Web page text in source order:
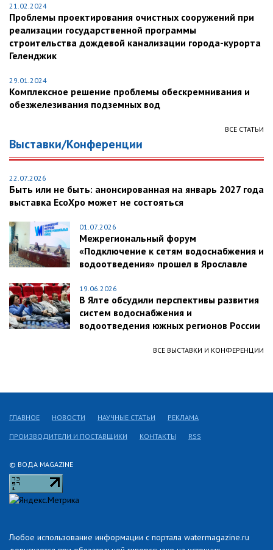
21.02.2024
Проблемы проектирования очистных сооружений при
реализации государственной программы
строительства дождевой канализации города-курорта
Геленджик
29.01.2024
Комплексное решение проблемы обескремнивания и
обезжелезивания подземных вод
ВСЕ СТАТЬИ
Выставки/Конференции
22.07.2026
Быть или не быть: анонсированная на январь 2027 года
выставка EcoXpo может не состояться
01.07.2026
Межрегиональный форум
«Подключение к сетям водоснабжения и
водоотведения» прошел в Ярославле
19.06.2026
В Ялте обсудили перспективы развития
систем водоснабжения и
водоотведения южных регионов России
ВСЕ ВЫСТАВКИ И КОНФЕРЕНЦИИ
© ВОДА MAGAZINE
Любое использование информации с портала watermagazine.ru
ГЛАВНОЕ НОВОСТИ НАУЧНЫЕ СТАТЬИ РЕКЛАМА
ПРОИЗВОДИТЕЛИ И ПОСТАВЩИКИ КОНТАКТЫ RSS